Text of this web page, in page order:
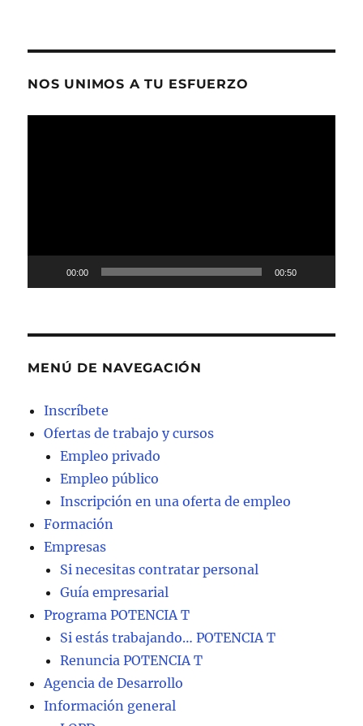
NOS UNIMOS A TU ESFUERZO
00:00 00:50
MENÚ DE NAVEGACIÓN
Inscríbete
Ofertas de trabajo y cursos
Empleo privado
Empleo público
Inscripción en una oferta de empleo
Formación
Empresas
Si necesitas contratar personal
Guía empresarial
Programa POTENCIA T
Si estás trabajando… POTENCIA T
Renuncia POTENCIA T
Agencia de Desarrollo
Información general